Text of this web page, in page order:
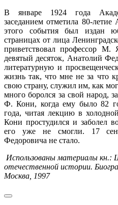
В январе 1924 года
заседанием отметила 80-
этого события был издан
страницах от лица
приветствовал профессор
девятый десяток, Анатолий
литературную и
жизнь так, что мне не за что
свою страну, служил им, как
много боролся за свой народ,
Ф. Кони, когда ему было 82
года, читая лекцию в
Кони простудился и заболел
его уже не смогли. 17
Федоровича не стало.
Использованы материалы
отечественной истории.
Москва, 1997